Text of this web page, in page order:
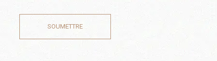
SOUMETTRE